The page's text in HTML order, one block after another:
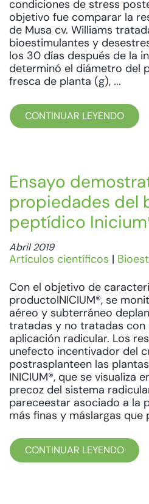
condiciones de stress
objetivo fue comparar la
de Musa cv. Williams
bioestimulantes y
los 30 días después de la
determinó el diámetro del
fresca de planta (g), ...
CONTINUAR LEYENDO
Ensayo
propiedades del
peptídico
Abril 2019
Artículos científicos |
Con el objetivo de
productoINICIUM®, se
aéreo y subterráneo
tratadas y no tratadas con
aplicación radicular. Los
unefecto incentivador del
postrasplanteen las
INICIUM®, que se visualiza
precoz del sistema
pareceestar asociado a la
más finas y máslargas que
CONTINUAR LEYENDO